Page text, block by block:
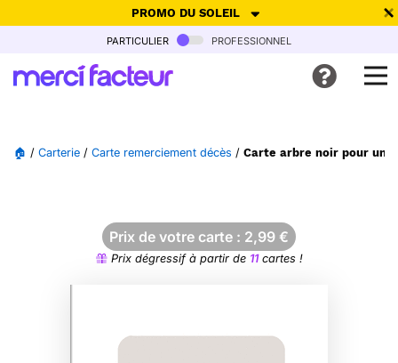
PROMO DU SOLEIL
-30% de réduction avec le code SUMMER26pour envoyer des
Ne plus afficher
particulier professionnel
🏠 / Carterie / Carte remerciement décès / Carte arbre noir pour un
Prix de votre carte : 2,99 €
Prix dégressif à partir de 11cartes !